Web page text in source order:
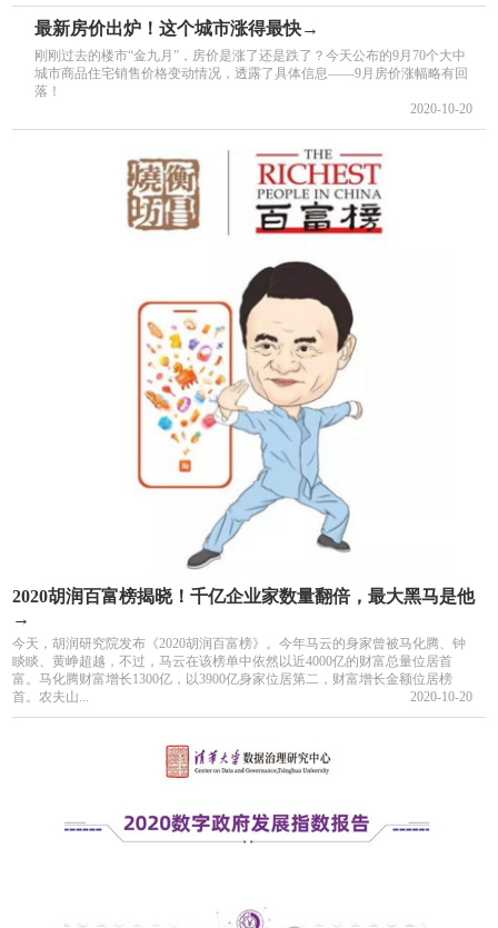
最新房价出炉！这个城市涨得最快→
刚刚过去的楼市“金九月”，房价是涨了还是跌了？今天公布的9月70个大中
城市商品住宅销售价格变动情况，透露了具体信息——9月房价涨幅略有回
落！
2020-10-20
2020胡润百富榜揭晓！千亿企业家数量翻倍，最大黑马是他
→
今天，胡润研究院发布《2020胡润百富榜》。今年马云的身家曾被马化腾、钟
睒睒、黄峥超越，不过，马云在该榜单中依然以近4000亿的财富总量位居首
富。马化腾财富增长1300亿，以3900亿身家位居第二，财富增长金额位居榜
首。农夫山...
2020-10-20